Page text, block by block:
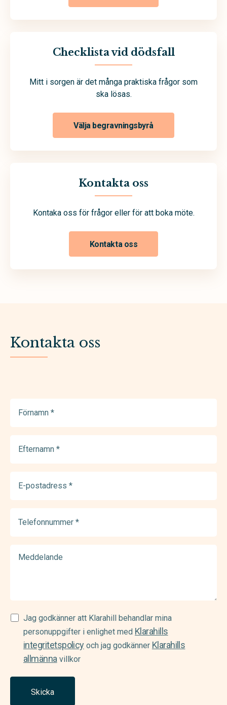
Checklista vid dödsfall
Mitt i sorgen är det många praktiska frågor som
ska lösas.
Välja begravningsbyrå
Kontakta oss
Kontaka oss för frågor eller för att boka möte.
Kontakta oss
Kontakta oss
(Required)
(Required)
postadress
(Required)
Samtycke
(Required)
Jag godkänner att Klarahill behandlar mina
personuppgifter i enlighet med Klarahills
integritetspolicyoch jag godkänner Klarahills
allmännavillkor
Skicka